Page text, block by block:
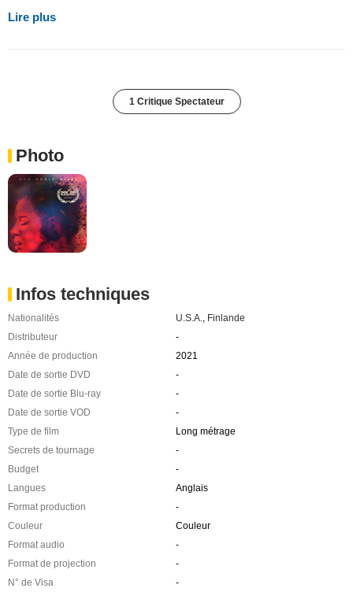
Lire plus
1 Critique Spectateur
Photo
Infos techniques
Nationalités U.S.A.
Finlande
Distributeur
-
Année de production
2021
Date de sortie DVD
-
Date de sortie Blu-ray
-
Date de sortie VOD
-
Type de film
Long métrage
Secrets de tournage
-
Budget
-
Langues
Anglais
Format production
-
Couleur
Couleur
Format audio
-
Format de projection
-
N° de Visa
-